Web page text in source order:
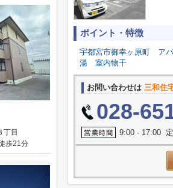
ポイント・特徴
宇都宮市御幸ヶ原町 ア
湯
室内物干
お問い合わせは 三和住
028-
9:00 - 17:00
丁目
歩21分